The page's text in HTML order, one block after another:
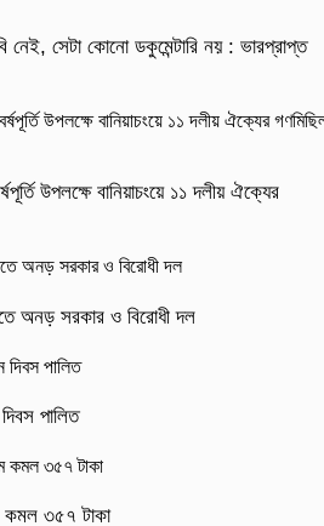
নেই, সেটা কোনো ডকুমেন্টারি নয় : ভারপ্রাপ্ত
উপলক্ষে বানিয়াচংয়ে ১১ দলীয় ঐক্যের
অনড় সরকার ও বিরোধী দল
পালিত
কমল ৩৫৭ টাকা